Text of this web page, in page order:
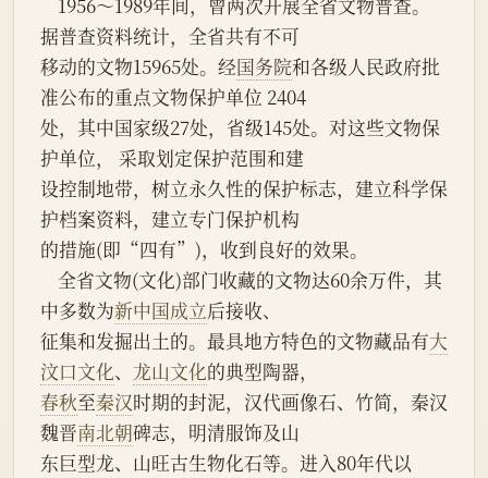
据普查资料统计，全省共有不可
移动的文物15965处。经国务院和各级人民政府批
准公布的重点文物保护单位 2404
处，其中国家级27处，省级145处。对这些文物保
护单位， 采取划定保护范围和建
设控制地带，树立永久性的保护标志，建立科学保
护档案资料，建立专门保护机构
的措施(即“四有”)，收到良好的效果。
中多数为新中国成立后接收、
征集和发掘出土的。最具地方特色的文物藏品有大
汶口文化、 龙山文化的典型陶器，
春秋至秦汉时期的封泥，汉代画像石、竹简，秦汉
魏晋南北朝碑志，明清服饰及山
东巨型龙、山旺古生物化石等。进入80年代以